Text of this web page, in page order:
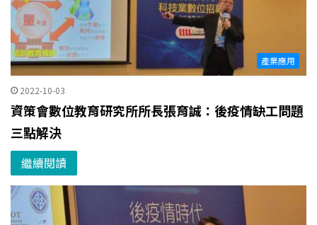
產業應用
2022-10-03
資策會數位教育研究所所長張育誠：後疫情缺工問題
三點解決
繼續閱讀